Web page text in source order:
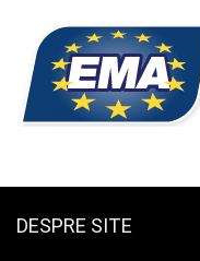
DESPRE SITE